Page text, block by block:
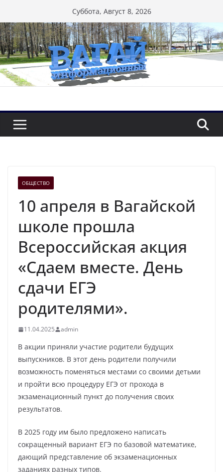
к
содержимому
Суббота, Август 8, 2026
ОБЩЕСТВО
10 апреля в Вагайской
школе прошла
Всероссийская акция
«Сдаем вместе. День
сдачи ЕГЭ
родителями».
11.04.2025 admin
В акции приняли участие родители будущих
выпускников. В этот день родители получили
возможность поменяться местами со своими детьми
и пройти всю процедуру ЕГЭ от прохода в
экзаменационный пункт до получения своих
результатов.
В 2025 году им было предложено написать
сокращенный вариант ЕГЭ по базовой математике,
дающий представление об экзаменационных
заданиях разных типов.